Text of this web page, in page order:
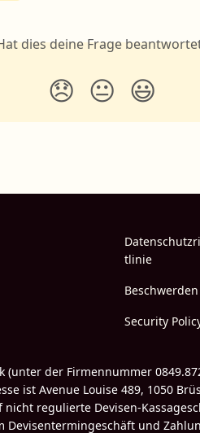
dies deine Frage
😞 😐 😃
tlinie
Beschwerden
Security
(unter der Firmennummer
ist Avenue Louise 489, 1050
regulierte Devisen-
und